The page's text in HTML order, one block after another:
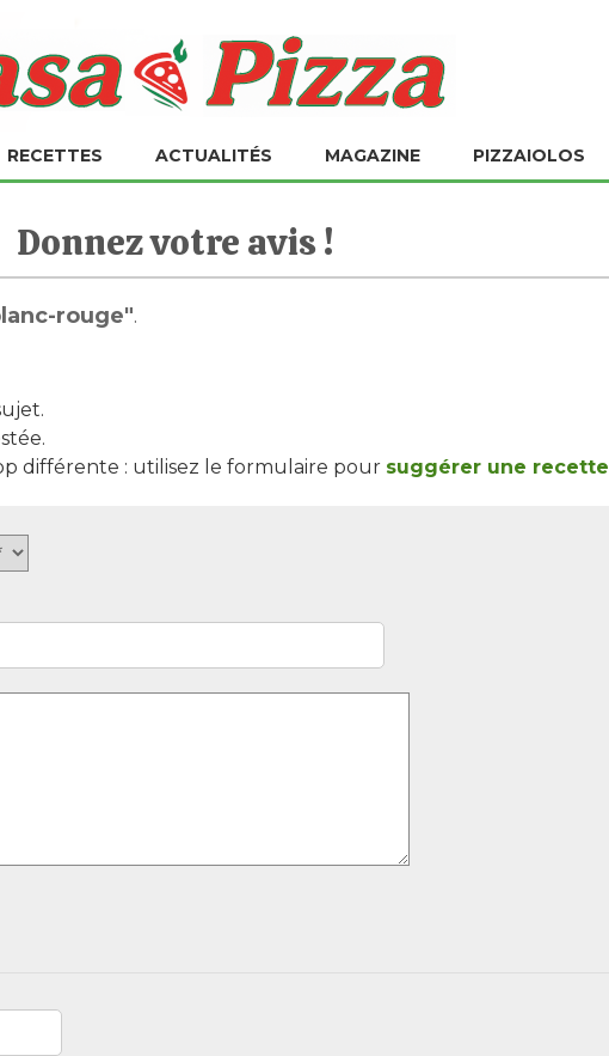
RECETTES ACTUALITÉS MAGAZINE PIZZAIOLOS
Donnez votre avis !
rouge".
différente : utilisez le formulaire pour suggérer une recette